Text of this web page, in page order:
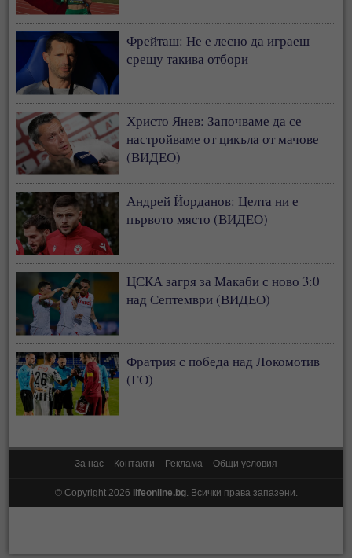
Фрейташ: Не е лесно да играеш
срещу такива отбори
Христо Янев: Започваме да се
настройваме от цикъла от мачове
(ВИДЕО)
Андрей Йорданов: Целта ни е
първото място (ВИДЕО)
ЦСКА загря за Макаби с ново 3:0
над Септември (ВИДЕО)
Фратрия с победа над Локомотив
(ГО)
За нас Контакти Реклама Общи условия
© Copyright 2026 lifeonline.bg. Всички права запазени.